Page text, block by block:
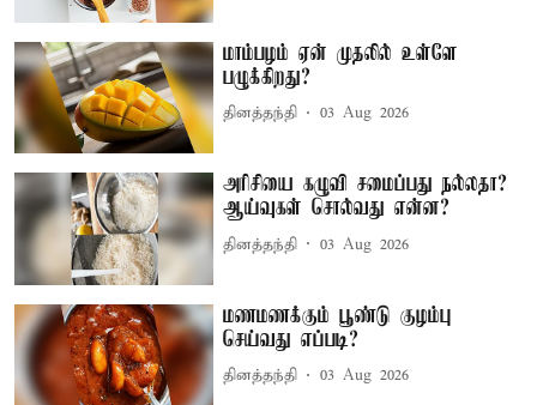
மாம்பழம் ஏன் முதலில் உள்ளே
பழுக்கிறது?
தினத்தந்தி 03 Aug 2026
அரிசியை கழுவி சமைப்பது நல்லதா?
ஆய்வுகள் சொல்வது என்ன?
தினத்தந்தி 03 Aug 2026
மணமணக்கும் பூண்டு குழம்பு
செய்வது எப்படி?
தினத்தந்தி 03 Aug 2026